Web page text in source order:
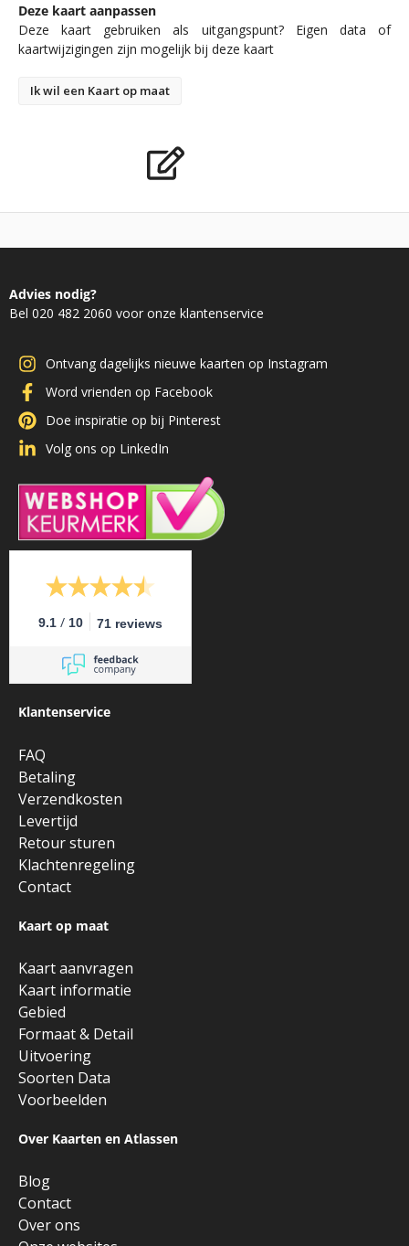
Deze kaart aanpassen
Deze kaart gebruiken als uitgangspunt? Eigen data of
kaartwijzigingen zijn mogelijk bij deze kaart
Ik wil een Kaart op maat
Advies nodig?
Bel 020 482 2060 voor onze klantenservice
Ontvang dagelijks nieuwe kaarten op Instagram
Word vrienden op Facebook
Doe inspiratie op bij Pinterest
Volg ons op LinkedIn
9.1 / 10 71 reviews
Klantenservice
FAQ
Betaling
Verzendkosten
Levertijd
Retour sturen
Klachtenregeling
Contact
Kaart op maat
Kaart aanvragen
Kaart informatie
Gebied
Formaat & Detail
Uitvoering
Soorten Data
Voorbeelden
Over Kaarten en Atlassen
Blog
Contact
Over ons